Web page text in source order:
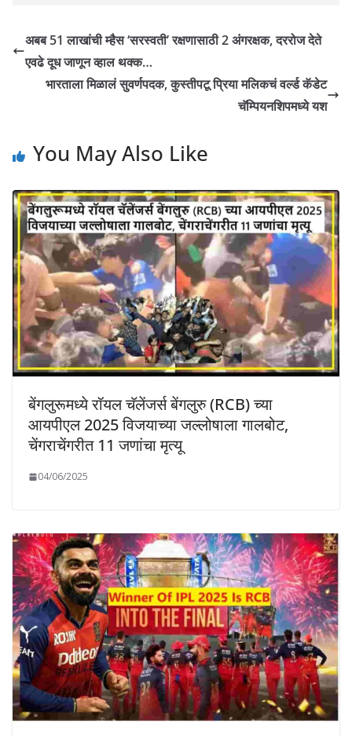
अबब 51 लाखांची म्हैस ‘सरस्वती’ रक्षणासाठी 2 अंगरक्षक, दररोज देते
एवढे दूध जाणून व्हाल थक्क…
भारताला मिळालं सुवर्णपदक, कुस्तीपटू प्रिया मलिकचं वर्ल्ड कॅडेट
चॅम्पियनशिपमध्ये यश
You May Also Like
बेंगलुरूमध्ये रॉयल चॅलेंजर्स बेंगलुरु (RCB) च्या
आयपीएल 2025 विजयाच्या जल्लोषाला गालबोट,
चेंगराचेंगरीत 11 जणांचा मृत्यू
04/06/2025